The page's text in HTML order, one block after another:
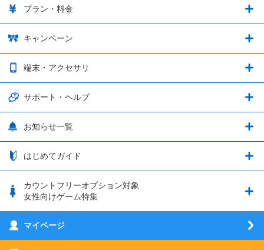
音声通話料金がもっとオトクに
データ通信容量繰り越し
通信エリアと通信速度状況
つながる端末保証
フィルタリングアプリ
5G回線オプションについて
ゲーム連携・特典の詳細
ブレイブソード×ブレイズソウル
ウマ娘 プリティーダービー
プリンセスコネクト！Re:Dive
釣り★スタ
ウマスクについて
プラン・料金
プラン・料金
3種類のSIMタイプ
日割り計算
キャンペーン
お得なキャンペーン実施中！
OPPO端末購入キャンペーン第5弾
端末・アクセサリ
端末・アクセサリ
iPhone利用について
動作確認済み端末一覧
サポート・ヘルプ
サポート・ヘルプ
nanoSIM･microSIM･通常SIMの初期設定方法
eSIMの初期設定方法
MVNOのギモンを解消！
お知らせ一覧
お知らせ一覧
はじめてガイド
はじめてガイド
SIMサービスについて
カウントフリーオプション対象
女性向けゲーム特集
刀剣乱舞-ONLINE- Pocket
マイページ